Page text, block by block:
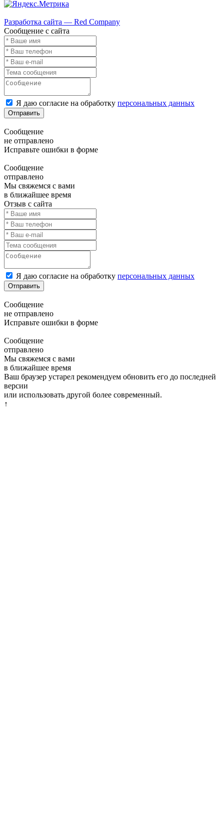
Разработка сайта — Red Company
Сообщение с сайта
Я даю согласие на обработку персональных данных
Отправить
Сообщение
не отправлено
Исправьте ошибки в форме
Сообщение
отправлено
Мы свяжемся с вами
в ближайшее время
Отзыв с сайта
Я даю согласие на обработку персональных данных
Отправить
Сообщение
не отправлено
Исправьте ошибки в форме
Сообщение
отправлено
Мы свяжемся с вами
в ближайшее время
Ваш браузер устарел рекомендуем обновить его до последней
версии
или использовать другой более современный.
↑